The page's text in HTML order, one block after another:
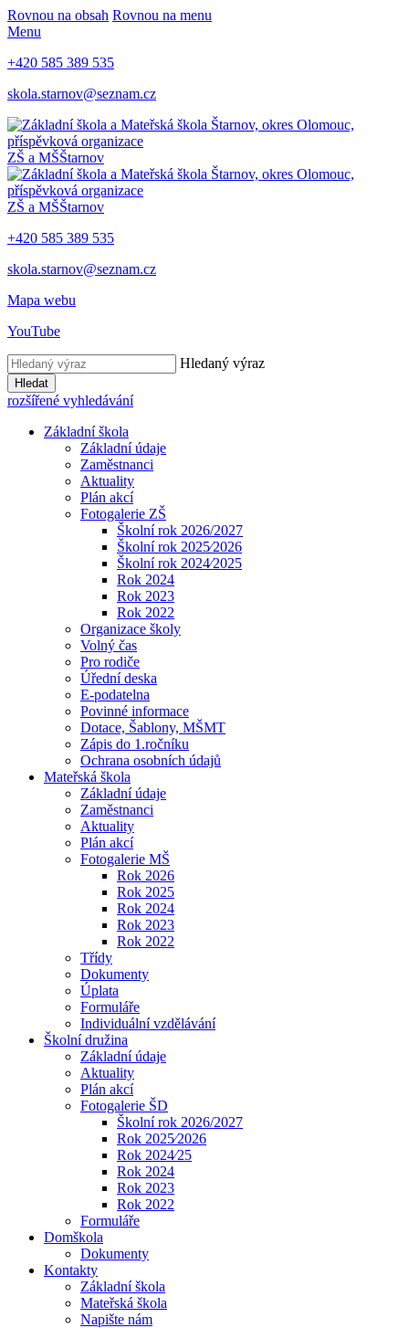
Rovnou na obsah Rovnou na menu
Menu
+420 585 389 535
skola.starnov@seznam.cz
ZŠ a MŠŠtarnov
ZŠ a MŠŠtarnov
+420 585 389 535
skola.starnov@seznam.cz
Mapa webu
YouTube
Hledaný výraz
Hledat
rozšířené vyhledávání
Základní škola
Základní údaje
Zaměstnanci
Aktuality
Plán akcí
Fotogalerie ZŠ
Školní rok 2026/2027
Školní rok 2025⁄2026
Školní rok 2024⁄2025
Rok 2024
Rok 2023
Rok 2022
Organizace školy
Volný čas
Pro rodiče
Úřední deska
E-podatelna
Povinné informace
Dotace, Šablony, MŠMT
Zápis do 1.ročníku
Ochrana osobních údajů
Mateřská škola
Základní údaje
Zaměstnanci
Aktuality
Plán akcí
Fotogalerie MŠ
Rok 2026
Rok 2025
Rok 2024
Rok 2023
Rok 2022
Třídy
Dokumenty
Úplata
Formuláře
Individuální vzdělávání
Školní družina
Základní údaje
Aktuality
Plán akcí
Fotogalerie ŠD
Školní rok 2026/2027
Rok 2025⁄2026
Rok 2024⁄25
Rok 2024
Rok 2023
Rok 2022
Formuláře
Domškola
Dokumenty
Kontakty
Základní škola
Mateřská škola
Napište nám